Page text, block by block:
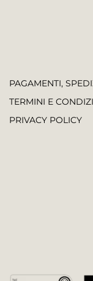
PAGAMENTI,
TERMINI E
PRIVACY POLICY